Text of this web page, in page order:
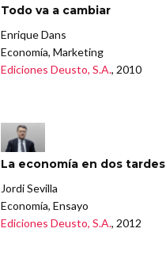
Todo va a cambiar
Enrique Dans
Economía, Marketing
Ediciones Deusto, S.A., 2010
La economía en dos tardes
Jordi Sevilla
Economía, Ensayo
Ediciones Deusto, S.A., 2012